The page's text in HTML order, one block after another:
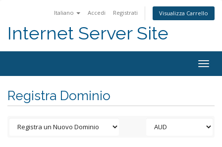
Italiano Accedi Registrati Visualizza Carrello
Internet Server Site
Registra Dominio